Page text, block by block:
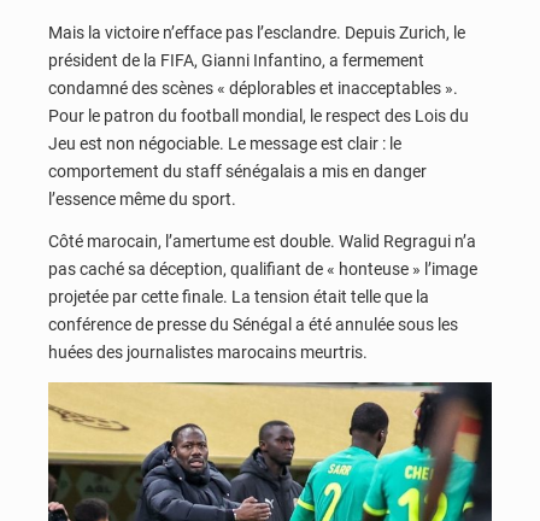
Mais la victoire n’efface pas l’esclandre. Depuis Zurich, le
président de la FIFA, Gianni Infantino, a fermement
condamné des scènes « déplorables et inacceptables ».
Pour le patron du football mondial, le respect des Lois du
Jeu est non négociable. Le message est clair : le
comportement du staff sénégalais a mis en danger
l’essence même du sport.
Côté marocain, l’amertume est double. Walid Regragui n’a
pas caché sa déception, qualifiant de « honteuse » l’image
projetée par cette finale. La tension était telle que la
conférence de presse du Sénégal a été annulée sous les
huées des journalistes marocains meurtris.